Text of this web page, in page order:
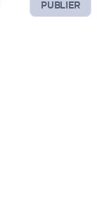
PUBLIER